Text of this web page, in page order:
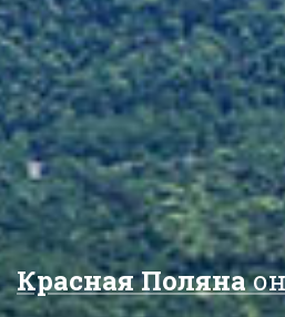
Красная Поляна